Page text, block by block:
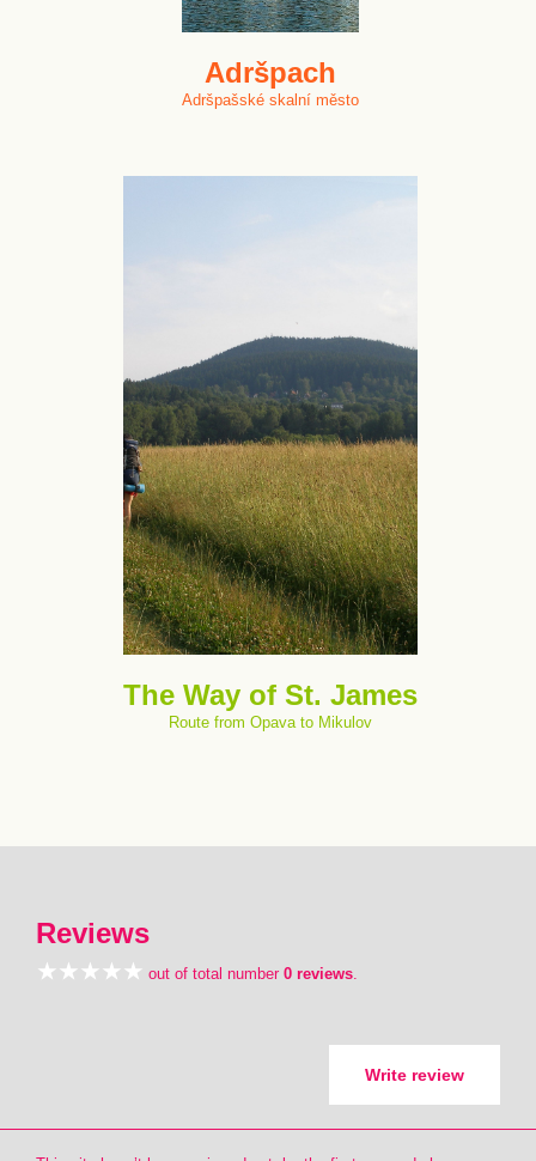
Adršpach
Adršpašské skalní město
The Way of St. James
Route from Opava to Mikulov
Reviews
out of total number 0 reviews.
Write review